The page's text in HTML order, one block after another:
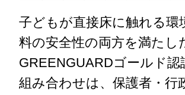
子どもが直接床に触れる
料の安全性の両方を満た
GREENGUARDゴールド
組み合わせは、保護者・行